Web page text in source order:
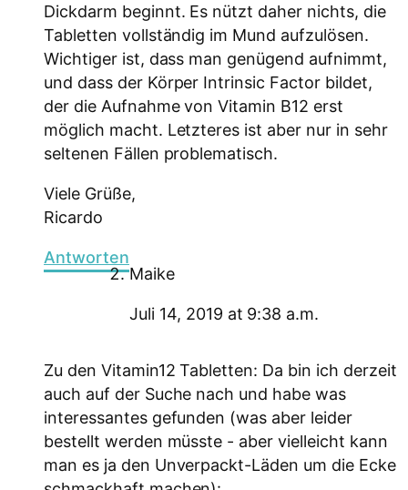
Dickdarm beginnt. Es nützt daher nichts, die
Tabletten vollständig im Mund aufzulösen.
Wichtiger ist, dass man genügend aufnimmt,
und dass der Körper Intrinsic Factor bildet,
der die Aufnahme von Vitamin B12 erst
möglich macht. Letzteres ist aber nur in sehr
seltenen Fällen problematisch.
Viele Grüße,
Ricardo
Antworten
Maike
Juli 14, 2019 at 9:38 a.m.
Zu den Vitamin12 Tabletten: Da bin ich derzeit
auch auf der Suche nach und habe was
interessantes gefunden (was aber leider
bestellt werden müsste - aber vielleicht kann
man es ja den Unverpackt-Läden um die Ecke